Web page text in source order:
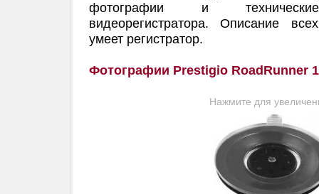
фотографии и технические
видеорегистратора. Описание
умеет регистратор.
Фотографии Prestigio RoadRunner
Нажмите для